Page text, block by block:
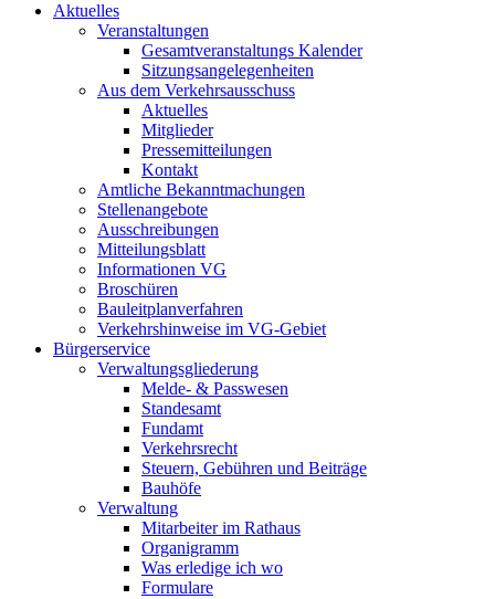
Aktuelles
Veranstaltungen
Gesamtveranstaltungs Kalender
Sitzungsangelegenheiten
Aus dem Verkehrsausschuss
Aktuelles
Mitglieder
Pressemitteilungen
Kontakt
Amtliche Bekanntmachungen
Stellenangebote
Ausschreibungen
Mitteilungsblatt
Informationen VG
Broschüren
Bauleitplanverfahren
Verkehrshinweise im VG-Gebiet
Bürgerservice
Verwaltungsgliederung
Melde- & Passwesen
Standesamt
Fundamt
Verkehrsrecht
Steuern, Gebühren und Beiträge
Bauhöfe
Verwaltung
Mitarbeiter im Rathaus
Organigramm
Was erledige ich wo
Formulare